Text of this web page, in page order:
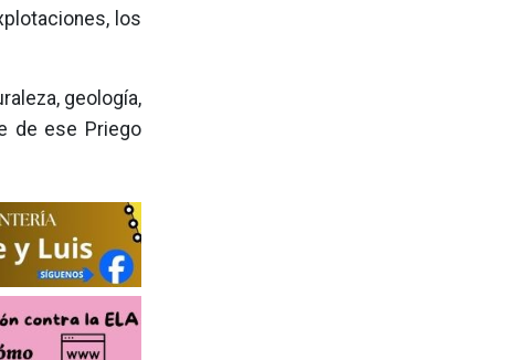
los
geología,
de ese Priego